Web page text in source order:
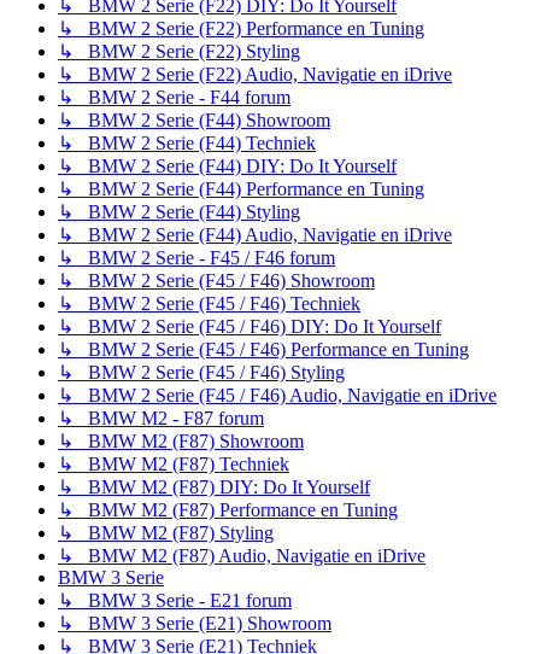
↳ BMW 2 Serie (F22) DIY: Do It Yourself
↳ BMW 2 Serie (F22) Performance en Tuning
↳ BMW 2 Serie (F22) Styling
↳ BMW 2 Serie (F22) Audio, Navigatie en iDrive
↳ BMW 2 Serie - F44 forum
↳ BMW 2 Serie (F44) Showroom
↳ BMW 2 Serie (F44) Techniek
↳ BMW 2 Serie (F44) DIY: Do It Yourself
↳ BMW 2 Serie (F44) Performance en Tuning
↳ BMW 2 Serie (F44) Styling
↳ BMW 2 Serie (F44) Audio, Navigatie en iDrive
↳ BMW 2 Serie - F45 / F46 forum
↳ BMW 2 Serie (F45 / F46) Showroom
↳ BMW 2 Serie (F45 / F46) Techniek
↳ BMW 2 Serie (F45 / F46) DIY: Do It Yourself
↳ BMW 2 Serie (F45 / F46) Performance en Tuning
↳ BMW 2 Serie (F45 / F46) Styling
↳ BMW 2 Serie (F45 / F46) Audio, Navigatie en iDrive
↳ BMW M2 - F87 forum
↳ BMW M2 (F87) Showroom
↳ BMW M2 (F87) Techniek
↳ BMW M2 (F87) DIY: Do It Yourself
↳ BMW M2 (F87) Performance en Tuning
↳ BMW M2 (F87) Styling
↳ BMW M2 (F87) Audio, Navigatie en iDrive
BMW 3 Serie
↳ BMW 3 Serie - E21 forum
↳ BMW 3 Serie (E21) Showroom
↳ BMW 3 Serie (E21) Techniek